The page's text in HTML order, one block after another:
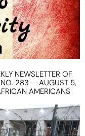
NEWSLETTER OF
NO. 283 — AUGUST 5,
AMERICANS